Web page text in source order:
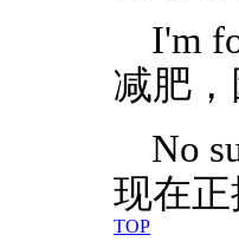
I'm
减肥
No
现在正
TOP